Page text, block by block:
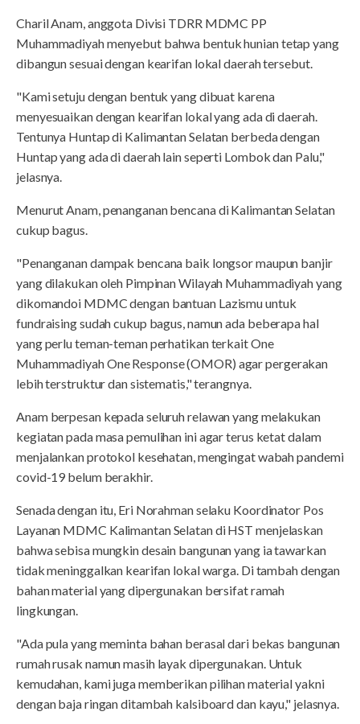
Charil Anam, anggota Divisi TDRR MDMC PP
Muhammadiyah menyebut bahwa bentuk hunian tetap yang
dibangun sesuai dengan kearifan lokal daerah tersebut.
"Kami setuju dengan bentuk yang dibuat karena
menyesuaikan dengan kearifan lokal yang ada di daerah.
Tentunya Huntap di Kalimantan Selatan berbeda dengan
Huntap yang ada di daerah lain seperti Lombok dan Palu,"
jelasnya.
Menurut Anam, penanganan bencana di Kalimantan Selatan
cukup bagus.
"Penanganan dampak bencana baik longsor maupun banjir
yang dilakukan oleh Pimpinan Wilayah Muhammadiyah yang
dikomandoi MDMC dengan bantuan Lazismu untuk
fundraising sudah cukup bagus, namun ada beberapa hal
yang perlu teman-teman perhatikan terkait One
Muhammadiyah One Response (OMOR) agar pergerakan
lebih terstruktur dan sistematis," terangnya.
Anam berpesan kepada seluruh relawan yang melakukan
kegiatan pada masa pemulihan ini agar terus ketat dalam
menjalankan protokol kesehatan, mengingat wabah pandemi
covid-19 belum berakhir.
Senada dengan itu, Eri Norahman selaku Koordinator Pos
Layanan MDMC Kalimantan Selatan di HST menjelaskan
bahwa sebisa mungkin desain bangunan yang ia tawarkan
tidak meninggalkan kearifan lokal warga. Di tambah dengan
bahan material yang dipergunakan bersifat ramah
lingkungan.
"Ada pula yang meminta bahan berasal dari bekas bangunan
rumah rusak namun masih layak dipergunakan. Untuk
kemudahan, kami juga memberikan pilihan material yakni
dengan baja ringan ditambah kalsiboard dan kayu," jelasnya.